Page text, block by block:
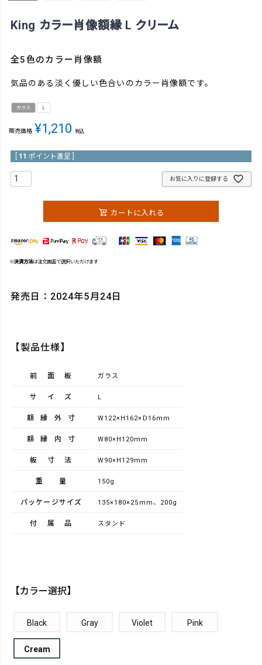
King カラー肖像額縁 L クリーム
全5色のカラー肖像額
気品のある淡く優しい色合いのカラー肖像額です。
ガラス L
販売価格 ¥1,210 税込
11 ポイント進呈 ]
お気に入りに登録する
カートに入れる
※決済方法は注文画面で選択いただけます
発売日：2024年5月24日
【製品仕様】
前面板 ガラス
サイズ L
額縁外寸 W122×H162×D16ｍｍ
額縁内寸 W80×H120mm
板寸法 W90×H129ｍｍ
重量 150g
パッケージサイズ 135×180×25mm、200g
付属品 スタンド
【カラー選択】
Black Gray Violet Pink
Cream